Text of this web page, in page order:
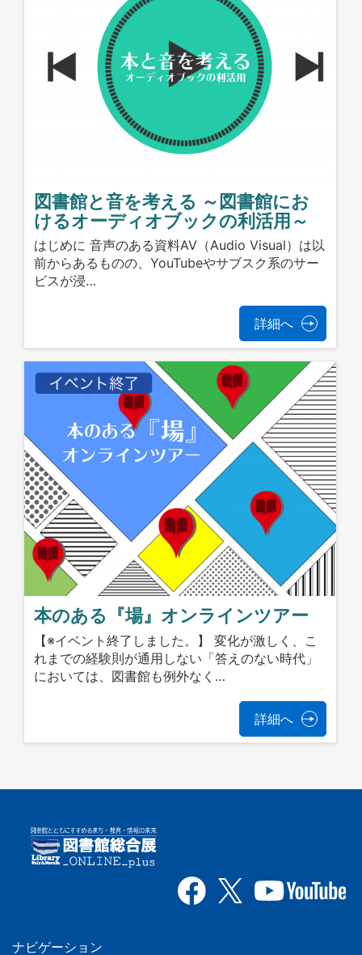
図書館と音を考える ～図書館にお
けるオーディオブックの利活用～
はじめに 音声のある資料AV（Audio Visual）は以
前からあるものの、YouTubeやサブスク系のサー
ビスが浸…
詳細へ
本のある『場』オンラインツアー
【※イベント終了しました。】 変化が激しく、こ
れまでの経験則が通用しない「答えのない時代」
においては、図書館も例外なく…
詳細へ
ナビゲーション